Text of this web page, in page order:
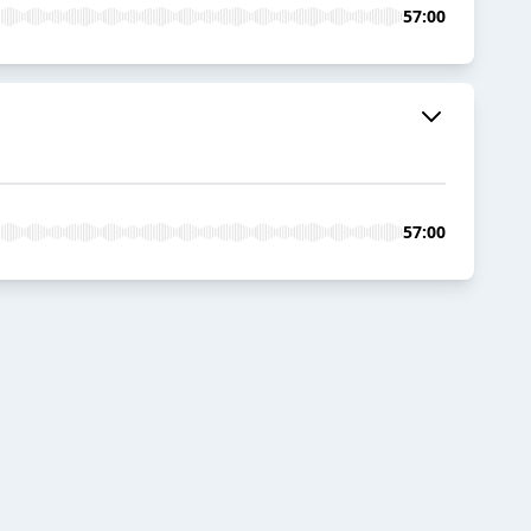
57:00
57:00